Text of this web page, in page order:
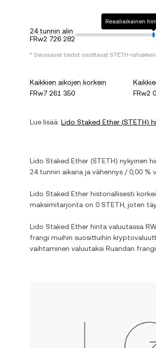
24 tunnin alin
FRw2 726 282
Reaaliaikainen
* Seuraavat tiedot osoittavat STETH-
Kaikkien aikojen korkein
FRw7 261 350
FRw2
Lue lisää: Lido Staked Ether (STETH)
Lido Staked Ether (STETH) nykyinen
24 tunnin aikana ja vähennys / 0,00 %
Lido Staked Ether historiallisesti
maksimitarjonta on 0 STETH , joten
Lido Staked Ether hinta valuutassa
frangi muihin suosittuihin
vaihtaminen valuutaksi Ruandan frangi